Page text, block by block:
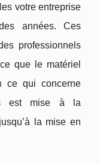
votre entreprise
années. Ces
professionnels
que le matériel
ce qui concerne
est mise à la
la mise en